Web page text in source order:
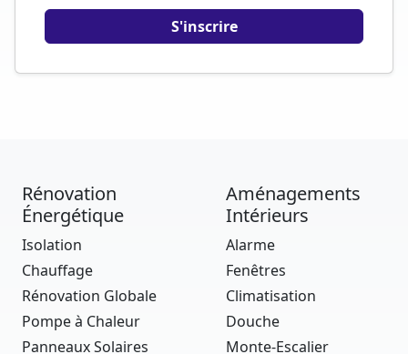
Rénovation
Énergétique
Isolation
Chauffage
Rénovation Globale
Pompe à Chaleur
Panneaux Solaires
Aménagements
Intérieurs
Alarme
Fenêtres
Climatisation
Douche
Monte-Escalier